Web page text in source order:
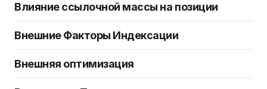
Влияние ссылочной массы на позиции
Внешние Факторы Индексации
Внешняя оптимизация